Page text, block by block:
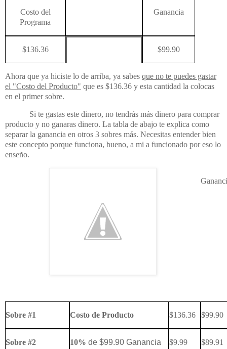
Costo del
Programa
Ganancia
$136.36 $99.90
Ahora que ya hiciste lo de arriba, ya sabes que no te puedes gastar
el "Costo del Producto" que es $136.36 y esta cantidad la colocas
en el primer sobre.
Si te gastas este dinero, no tendrás más dinero para comprar
producto y no ganaras dinero. La tabla de abajo te explica como
separar la ganancia en otros 3 sobres más. Necesitas entender bien
este concepto porque funciona, bueno, a mi a funcionado por eso lo
enseño.
Sobre #1 Costo de Producto $136.36 $99.90
Sobre #2 10% de $99.90 Ganancia
$9.99 $89.91